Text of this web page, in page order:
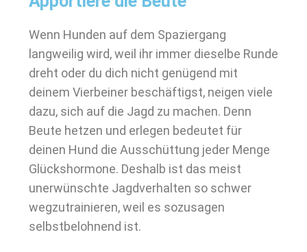
Wenn Hunden auf dem Spaziergang
langweilig wird, weil ihr immer dieselbe Runde
dreht oder du dich nicht genügend mit
deinem Vierbeiner beschäftigst, neigen viele
dazu, sich auf die Jagd zu machen. Denn
Beute hetzen und erlegen bedeutet für
deinen Hund die Ausschüttung jeder Menge
Glückshormone. Deshalb ist das meist
unerwünschte Jagdverhalten so schwer
wegzutrainieren, weil es sozusagen
selbstbelohnend ist.